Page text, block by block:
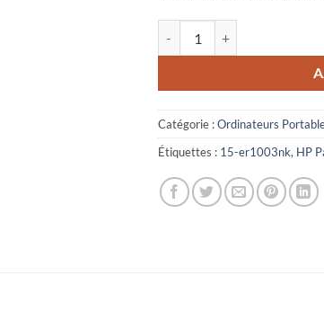
Catégorie :Ordinateurs
Étiquettes : 15-er1003nk, HP